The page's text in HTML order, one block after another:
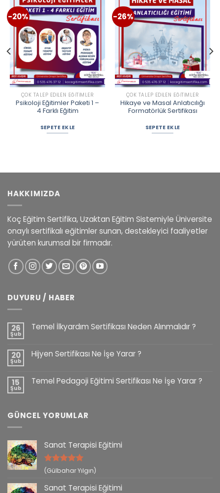
-20%
ÇOK TALEP EDILEN EĞITIMLER
Psikoloji Eğitimler Paketi 1 –
4 Farklı Eğitim
SEPETE EKLE
-26%
ÇOK TALEP EDILEN EĞITIMLER
Hikaye ve Masal Anlatıcılığı
Formatörlük Sertifikası
SEPETE EKLE
HAKKIMIZDA
Koç Eğitim Sertifika, Uzaktan Eğitim Sistemiyle Üniversite
onaylı sertifikalı eğitimler sunan, destekleyici faaliyetler
yürüten kurumsal bir firmadır.
DUYURU / HABER
26
Şub
Temel İlkyardım Sertifikası Neden Alınmalıdır ?
20
Şub
Hijyen Sertifikası Ne İşe Yarar ?
15
Şub
Temel Pedagoji Eğitimi Sertifikası Ne İşe Yarar ?
GÜNCEL YORUMLAR
Sanat Terapisi Eğitimi
5 üzerinden
(Gülbahar Yılgın)
Sanat Terapisi Eğitimi